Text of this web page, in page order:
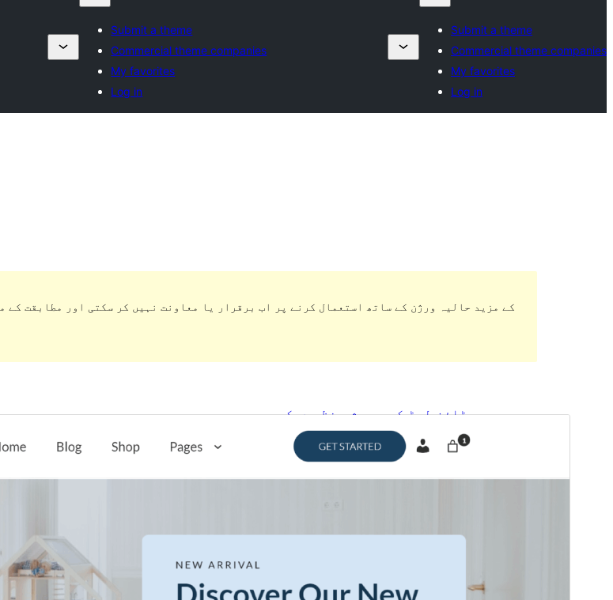
Submit a theme
Commercial theme companies
My favorites
Log in
Submit a theme
Commercial theme companies
My favorites
Log in
پیش منظر دیکھیںڈاؤن لوڈ کریں
یہFurnishop کی ماتحت تھیم ہے۔
Last updated
PHP version